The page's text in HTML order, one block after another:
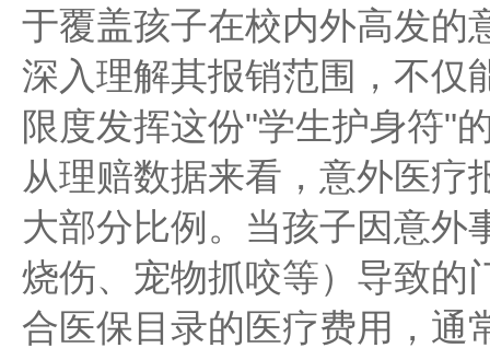
于覆盖孩子在校内外高发的
深入理解其报销范围，不仅
限度发挥这份"学生护身符"
从理赔数据来看，意外医疗
大部分比例。当孩子因意外
烧伤、宠物抓咬等）导致的
合医保目录的医疗费用，通